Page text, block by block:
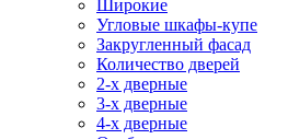
Широкие
Угловые шкафы-купе
Закругленный фасад
Количество дверей
2-х дверные
3-х дверные
4-х дверные